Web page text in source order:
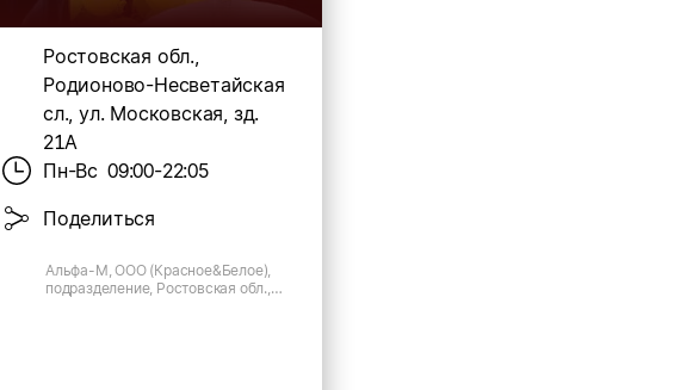
Ростовская обл.,
Родионово-Несветайская
сл., ул. Московская, зд.
21А
Пн-Вс 09:00-22:05
Поделиться
Альфа-М, ООО (Красное&Белое),
подразделение, Ростовская обл.,